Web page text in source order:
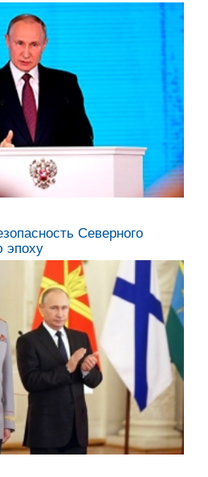
Республики
Кабардино-
Карачаево-
аппарата Совета
Федерации
Правительства
Северного
эпоху